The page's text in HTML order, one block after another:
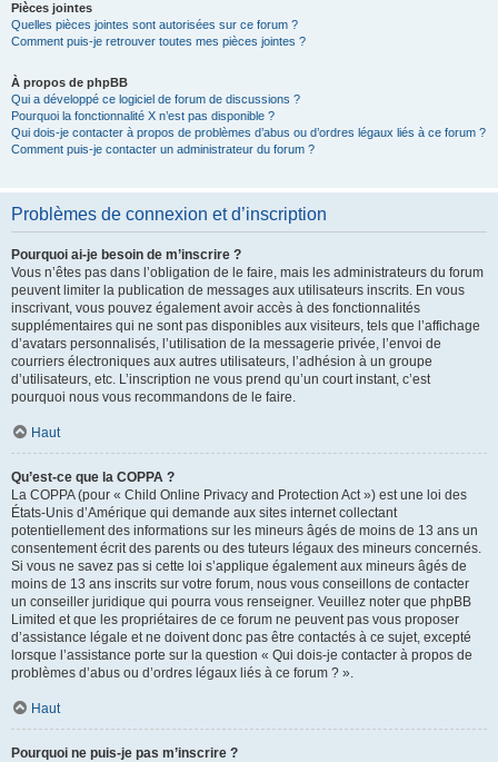
Pièces jointes
Quelles pièces jointes sont autorisées sur ce forum ?
Comment puis-je retrouver toutes mes pièces jointes ?
À propos de phpBB
Qui a développé ce logiciel de forum de discussions ?
Pourquoi la fonctionnalité X n’est pas disponible ?
Qui dois-je contacter à propos de problèmes d’abus ou d’ordres légaux liés à ce forum ?
Comment puis-je contacter un administrateur du forum ?
Problèmes de connexion et d’inscription
Pourquoi ai-je besoin de m’inscrire ?
Vous n’êtes pas dans l’obligation de le faire, mais les administrateurs du forum
peuvent limiter la publication de messages aux utilisateurs inscrits. En vous
inscrivant, vous pouvez également avoir accès à des fonctionnalités
supplémentaires qui ne sont pas disponibles aux visiteurs, tels que l’affichage
d’avatars personnalisés, l’utilisation de la messagerie privée, l’envoi de
courriers électroniques aux autres utilisateurs, l’adhésion à un groupe
d’utilisateurs, etc. L’inscription ne vous prend qu’un court instant, c’est
pourquoi nous vous recommandons de le faire.
Haut
Qu’est-ce que la COPPA ?
La COPPA (pour « Child Online Privacy and Protection Act ») est une loi des
États-Unis d’Amérique qui demande aux sites internet collectant
potentiellement des informations sur les mineurs âgés de moins de 13 ans un
consentement écrit des parents ou des tuteurs légaux des mineurs concernés.
Si vous ne savez pas si cette loi s’applique également aux mineurs âgés de
moins de 13 ans inscrits sur votre forum, nous vous conseillons de contacter
un conseiller juridique qui pourra vous renseigner. Veuillez noter que phpBB
Limited et que les propriétaires de ce forum ne peuvent pas vous proposer
d’assistance légale et ne doivent donc pas être contactés à ce sujet, excepté
lorsque l’assistance porte sur la question « Qui dois-je contacter à propos de
problèmes d’abus ou d’ordres légaux liés à ce forum ? ».
Haut
Pourquoi ne puis-je pas m’inscrire ?